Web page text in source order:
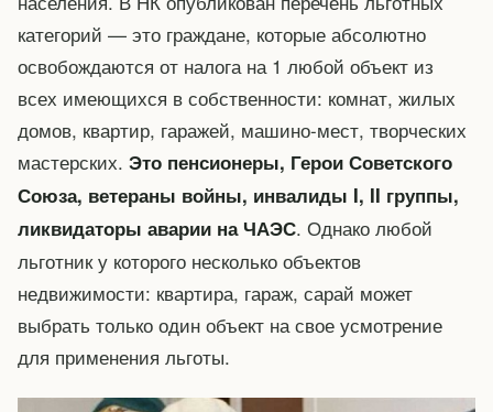
категорий — это граждане, которые абсолютно
освобождаются от налога на 1 любой объект из
всех имеющихся в собственности: комнат, жилых
домов, квартир, гаражей, машино-мест, творческих
мастерских. Это пенсионеры, Герои Советского
Союза, ветераны войны, инвалиды I, II группы,
ликвидаторы аварии на ЧАЭС. Однако любой
льготник у которого несколько объектов
недвижимости: квартира, гараж, сарай может
выбрать только один объект на свое усмотрение
для применения льготы.